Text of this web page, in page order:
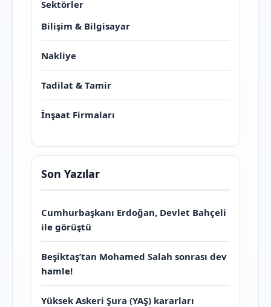
Sektörler
Bilişim & Bilgisayar
Nakliye
Tadilat & Tamir
İnşaat Firmaları
Son Yazılar
Cumhurbaşkanı Erdoğan, Devlet Bahçeli
ile görüştü
Beşiktaş’tan Mohamed Salah sonrası dev
hamle!
Yüksek Askeri Şura (YAŞ) kararları